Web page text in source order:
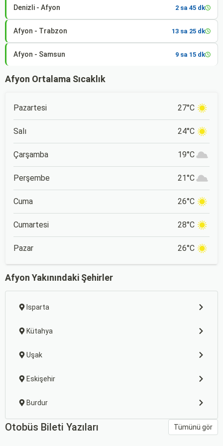
Denizli - Afyon 2 sa 45 dk
Afyon - Trabzon 13 sa 25 dk
Afyon - Samsun 9 sa 15 dk
Afyon Ortalama Sıcaklık
Pazartesi 27°C
Salı 24°C
Çarşamba 19°C
Perşembe 21°C
Cuma 26°C
Cumartesi 28°C
Pazar 26°C
Afyon Yakınındaki Şehirler
Isparta
Kütahya
Uşak
Eskişehir
Burdur
Otobüs Bileti Yazıları Tümünü gör